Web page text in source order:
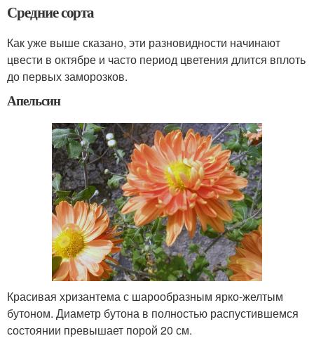
Средние сорта
Как уже выше сказано, эти разновидности начинают
цвести в октябре и часто период цветения длится вплоть
до первых заморозков.
Апельсин
Красивая хризантема с шарообразным ярко-желтым
бутоном. Диаметр бутона в полностью распустившемся
состоянии превышает порой 20 см.